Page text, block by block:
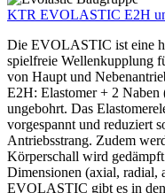
KTR EVOLASTIC E2H
Die EVOLASTIC ist eine
spielfreie Wellenkupplung
von Haupt und
E2H: Elastomer + 2
ungebohrt. Das
vorgespannt und reduziert
Antriebsstrang. Zudem
Körperschall wird
Dimensionen (axial, radial,
EVOLASTIC gibt es in